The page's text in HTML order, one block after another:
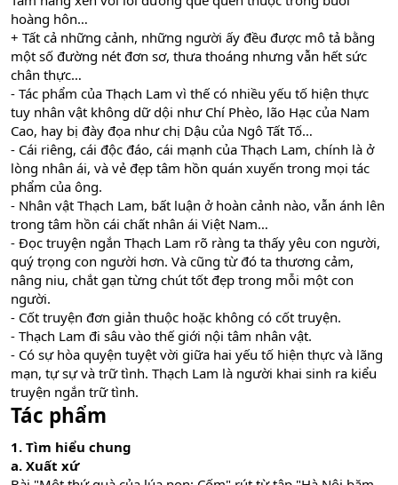
hoàng hôn…
+ Tất cả những cảnh, những người ấy đều được mô tả bằng
một số đường nét đơn sơ, thưa thoáng nhưng vẫn hết sức
chân thực…
- Tác phẩm của Thạch Lam vì thế có nhiều yếu tố hiện thực
tuy nhân vật không dữ dội như Chí Phèo, lão Hạc của Nam
Cao, hay bị đày đọa như chị Dậu của Ngô Tất Tố…
- Cái riêng, cái độc đáo, cái mạnh của Thạch Lam, chính là ở
lòng nhân ái, và vẻ đẹp tâm hồn quán xuyến trong mọi tác
phẩm của ông.
- Nhân vật Thạch Lam, bất luận ở hoàn cảnh nào, vẫn ánh lên
trong tâm hồn cái chất nhân ái Việt Nam…
- Đọc truyện ngắn Thạch Lam rõ ràng ta thấy yêu con người,
quý trọng con người hơn. Và cũng từ đó ta thương cảm,
nâng niu, chắt gạn từng chút tốt đẹp trong mỗi một con
người.
- Cốt truyện đơn giản thuộc hoặc không có cốt truyện.
- Thạch Lam đi sâu vào thế giới nội tâm nhân vật.
- Có sự hòa quyện tuyệt vời giữa hai yếu tố hiện thực và lãng
mạn, tự sự và trữ tình. Thạch Lam là người khai sinh ra kiểu
truyện ngắn trữ tình.
Tác phẩm
1. Tìm hiểu chung
a. Xuất xứ